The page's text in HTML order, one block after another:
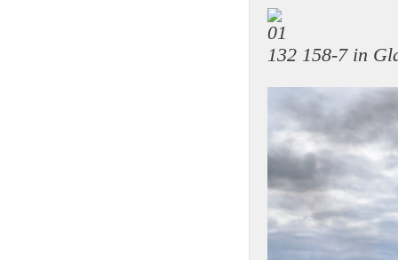
132 158-7 in